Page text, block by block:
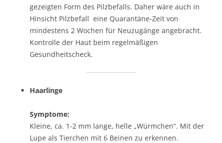
gezeigten Form des Pilzbefalls. Daher wäre auch in
Hinsicht Pilzbefall eine Quarantäne-Zeit von
mindestens 2 Wochen für Neuzugänge angebracht.
Kontrolle der Haut beim regelmäßigen
Gesundheitscheck.
Haarlinge
Symptome:
Kleine, ca. 1-2 mm lange, helle „Würmchen“. Mit der
Lupe als Tierchen mit 6 Beinen zu erkennen.